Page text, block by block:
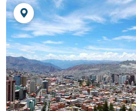
Partida em direção a La Paz,
Jantar não incluído
Pernoite no hotel.